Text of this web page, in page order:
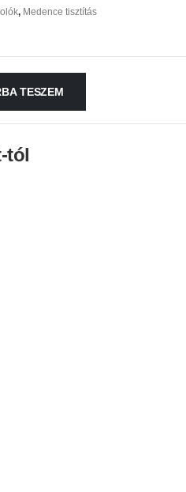
, Medence tisztítás
TESZEM
tól